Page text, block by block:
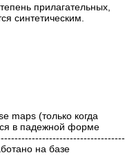
прилагательных,
синтетическим.
maps (только когда
в падежной форме
на базе